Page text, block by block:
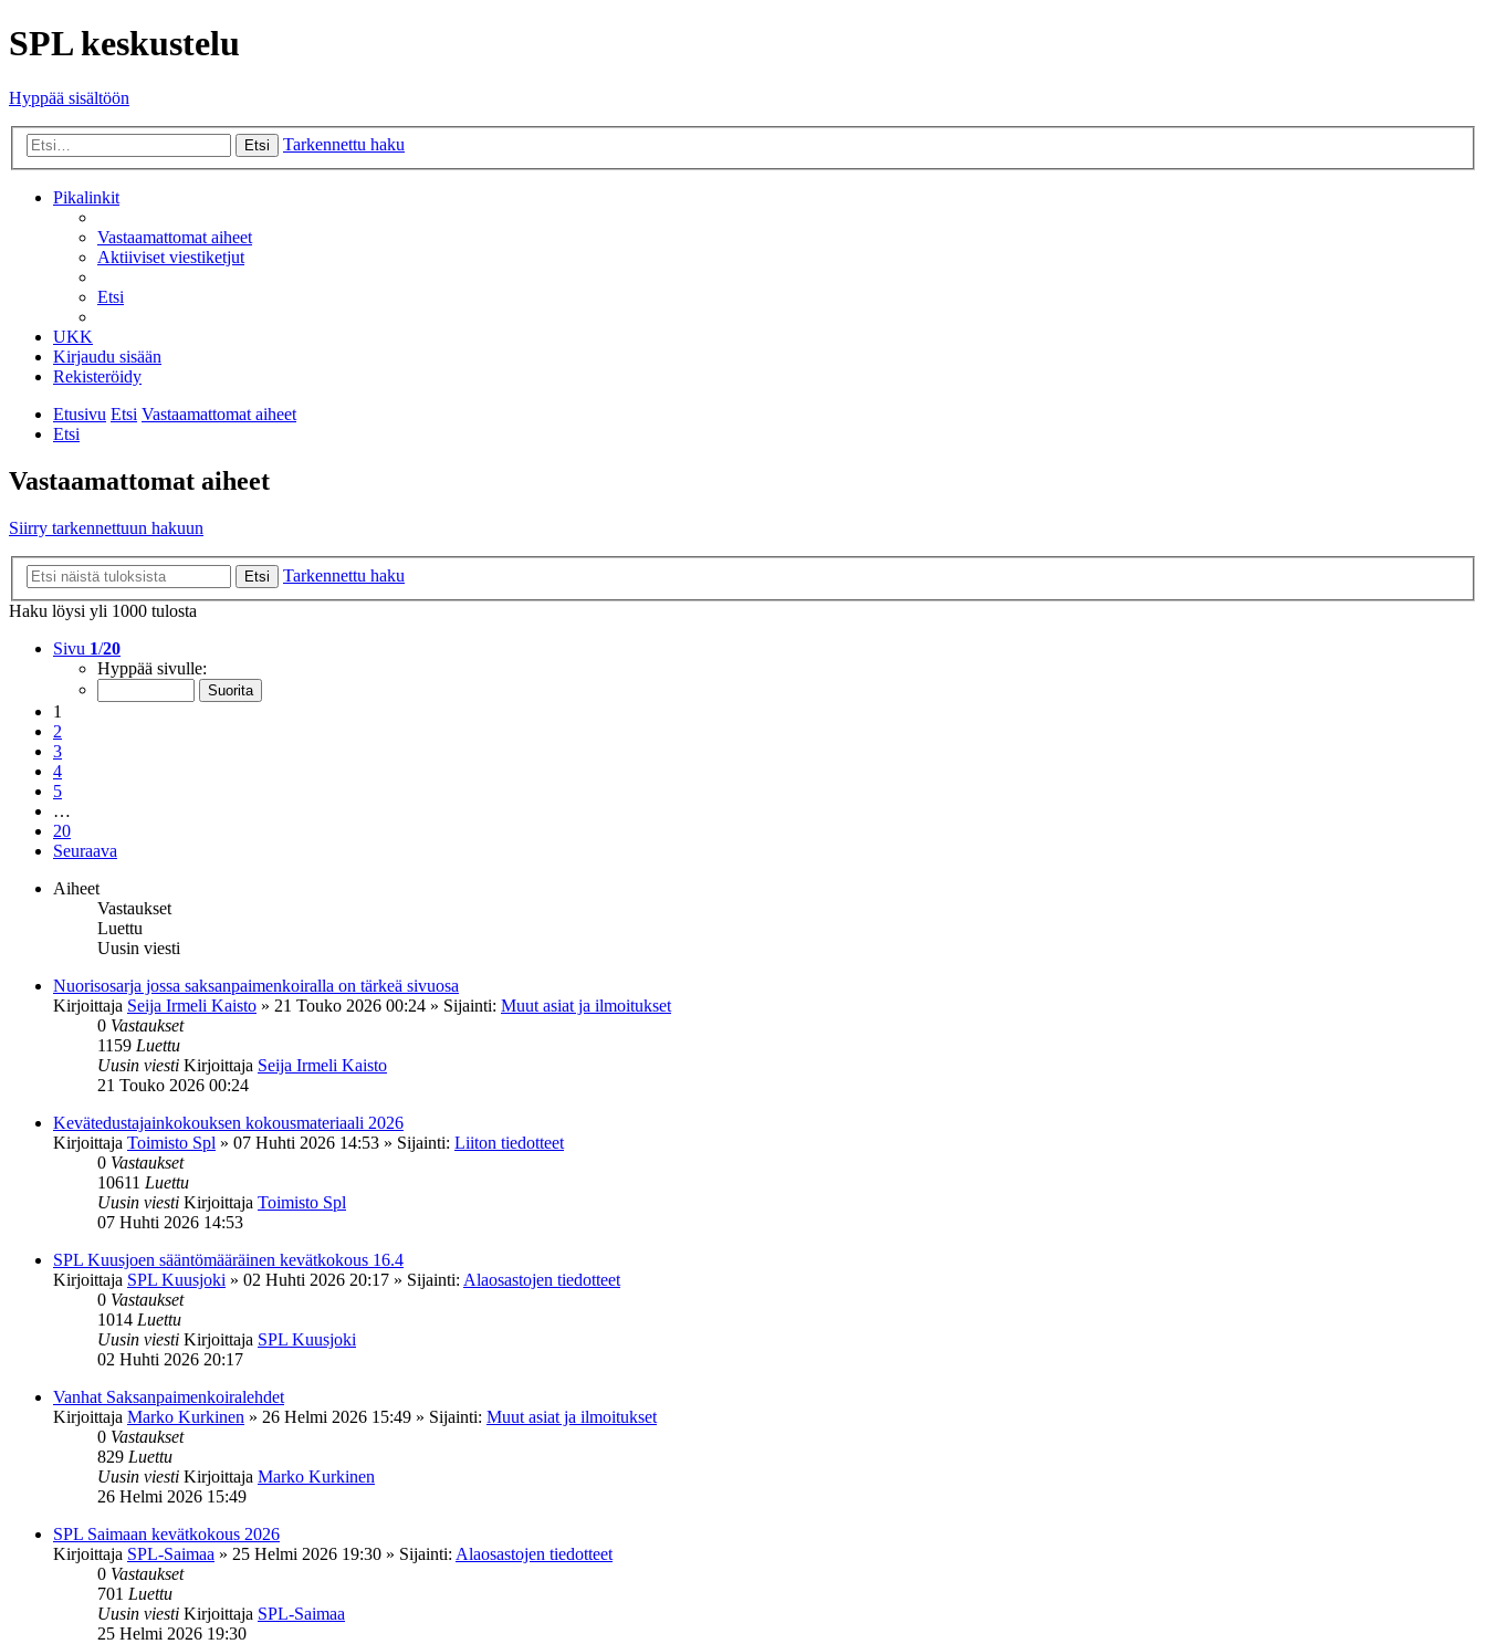
SPL keskustelu
Hyppää sisältöön
Etsi Tarkennettu haku
Pikalinkit
Vastaamattomat aiheet
Aktiiviset viestiketjut
Etsi
UKK
Kirjaudu sisään
Rekisteröidy
Etusivu Etsi Vastaamattomat aiheet
Etsi
Vastaamattomat aiheet
Siirry tarkennettuun hakuun
Etsi
Tarkennettu haku
Haku löysi yli 1000 tulosta
Sivu 1/20
Hyppää sivulle:
1
2
3
4
5
…
20
Seuraava
Aiheet
Vastaukset
Luettu
Uusin viesti
Nuorisosarja jossa saksanpaimenkoiralla on tärkeä sivuosa
Kirjoittaja Seija Irmeli Kaisto » 21 Touko 2026 00:24 » Sijainti: Muut asiat ja ilmoitukset
0 Vastaukset
1159 Luettu
Uusin viesti Kirjoittaja Seija Irmeli Kaisto
21 Touko 2026 00:24
Kevätedustajainkokouksen kokousmateriaali 2026
Kirjoittaja Toimisto Spl » 07 Huhti 2026 14:53 » Sijainti: Liiton tiedotteet
0 Vastaukset
10611 Luettu
Uusin viesti Kirjoittaja Toimisto Spl
07 Huhti 2026 14:53
SPL Kuusjoen sääntömääräinen kevätkokous 16.4
Kirjoittaja SPL Kuusjoki » 02 Huhti 2026 20:17 » Sijainti: Alaosastojen tiedotteet
0 Vastaukset
1014 Luettu
Uusin viesti Kirjoittaja SPL Kuusjoki
02 Huhti 2026 20:17
Vanhat Saksanpaimenkoiralehdet
Kirjoittaja Marko Kurkinen » 26 Helmi 2026 15:49 » Sijainti: Muut asiat ja ilmoitukset
0 Vastaukset
829 Luettu
Uusin viesti Kirjoittaja Marko Kurkinen
26 Helmi 2026 15:49
SPL Saimaan kevätkokous 2026
Kirjoittaja SPL-Saimaa » 25 Helmi 2026 19:30 » Sijainti: Alaosastojen tiedotteet
0 Vastaukset
701 Luettu
Uusin viesti Kirjoittaja SPL-Saimaa
25 Helmi 2026 19:30